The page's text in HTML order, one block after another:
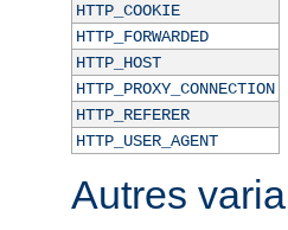
HTTP_COOKIE
HTTP_FORWARDED
HTTP_HOST
HTTP_PROXY_CONNECTION
HTTP_REFERER
HTTP_USER_AGENT
Autres